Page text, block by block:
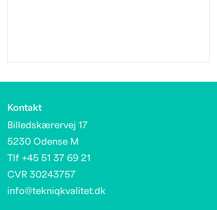
Kontakt
Billedskærervej 17
5230 Odense M
Tlf +45 51 37 69 21
CVR 30243757
info@tekniqkvalitet.dk